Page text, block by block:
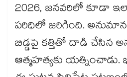
2026, జనవరిలో కూడా
పరిధిలో జరిగింది.
బిడ్డపై కత్తితో దాడి చేసిన
ఆత్మహత్యకు